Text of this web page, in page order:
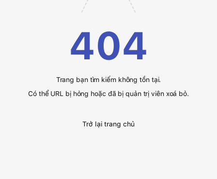
404
Trang bạn tìm kiếm không tồn tại.
Có thể URL bị hỏng hoặc đã bị quản trị viên xoá bỏ.
Trở lại trang chủ